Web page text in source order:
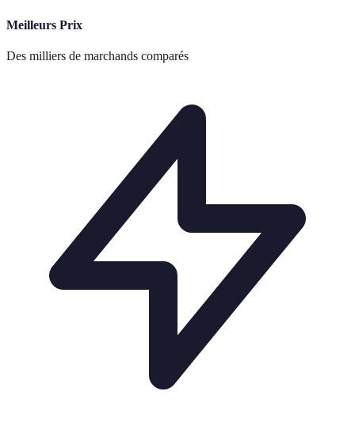
Meilleurs Prix
Des milliers de marchands comparés